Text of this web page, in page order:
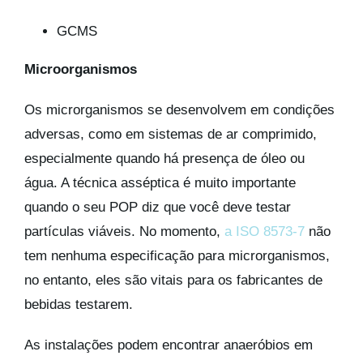
GCMS
Microorganismos
Os microrganismos se desenvolvem em condições
adversas, como em sistemas de ar comprimido,
especialmente quando há presença de óleo ou
água. A técnica asséptica é muito importante
quando o seu POP diz que você deve testar
partículas viáveis. No momento, a ISO 8573-7não
tem nenhuma especificação para microrganismos,
no entanto, eles são vitais para os fabricantes de
bebidas testarem.
As instalações podem encontrar anaeróbios em